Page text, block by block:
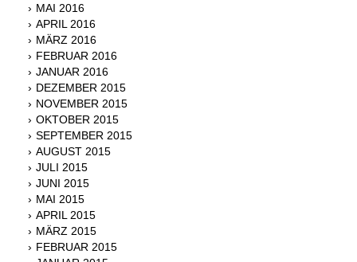
MAI 2016
APRIL 2016
MÄRZ 2016
FEBRUAR 2016
JANUAR 2016
DEZEMBER 2015
NOVEMBER 2015
OKTOBER 2015
SEPTEMBER 2015
AUGUST 2015
JULI 2015
JUNI 2015
MAI 2015
APRIL 2015
MÄRZ 2015
FEBRUAR 2015